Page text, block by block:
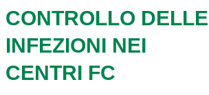
CONTROLLO DELLE
INFEZIONI NEI
CENTRI FC